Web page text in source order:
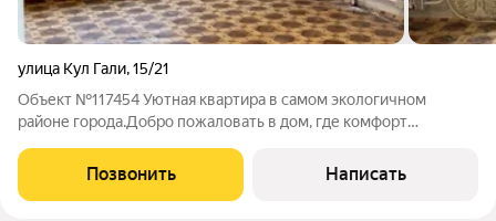
улица Кул Гали,15/21
Объект №117454 Уютная квартира в самом экологичном
районе города.Добро пожаловать в дом, где комфорт
настоящая жемчужина жилого фонда Казани. Построенный в
1983 году, этот панельный дом сохранил
Позвонить Написать